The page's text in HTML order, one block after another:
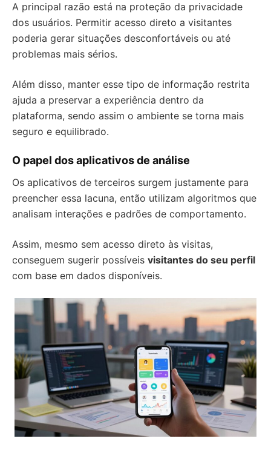
A principal razão está na proteção da privacidade
dos usuários. Permitir acesso direto a visitantes
poderia gerar situações desconfortáveis ou até
problemas mais sérios.
Além disso, manter esse tipo de informação restrita
ajuda a preservar a experiência dentro da
plataforma, sendo assim o ambiente se torna mais
seguro e equilibrado.
O papel dos aplicativos de análise
Os aplicativos de terceiros surgem justamente para
preencher essa lacuna, então utilizam algoritmos que
analisam interações e padrões de comportamento.
Assim, mesmo sem acesso direto às visitas,
conseguem sugerir possíveis visitantes do seu perfil
com base em dados disponíveis.